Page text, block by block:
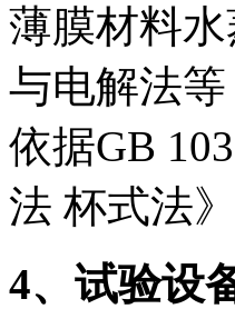
薄膜材料
与电解法
依据GB
法 杯式法》
4、试验设